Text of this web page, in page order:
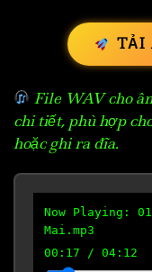
TẢI
File WAV cho
chi tiết, phù hợp
hoặc ghi ra đĩa.
Now Playing:
Mai.mp3
00:18 / 04:12